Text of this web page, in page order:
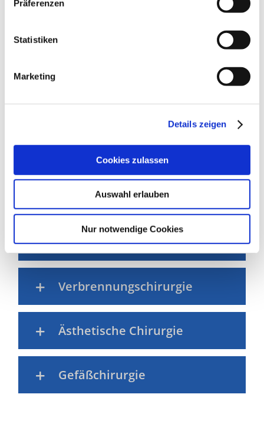
Präferenzen
Statistiken
Marketing
Details zeigen
Cookies zulassen
Auswahl erlauben
Nur notwendige Cookies
DOWNLOAD FALTBLATT
Handchirurgie
Rekonstruktive Chirurgie
Verbrennungschirurgie
Ästhetische Chirurgie
Gefäßchirurgie